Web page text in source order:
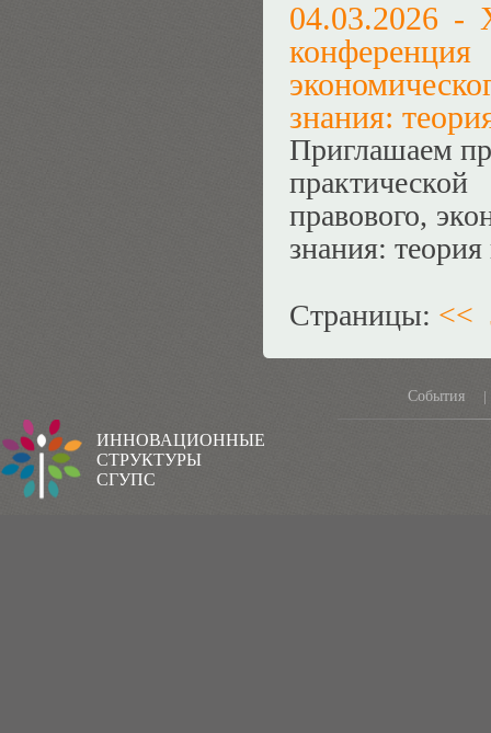
04.03.2026 -
знания:
Приглашаем
правового,
знания:
Страницы: <<
События |
ИННОВАЦИОННЫЕ
СТРУКТУРЫ
СГУПС